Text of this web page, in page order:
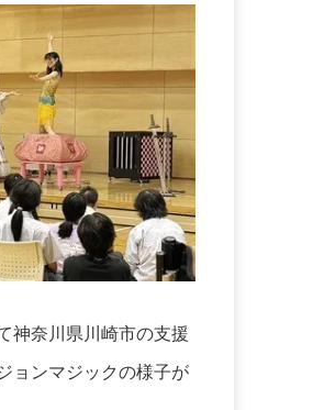
神奈川県川崎市の支援
ョンマジックの様子が